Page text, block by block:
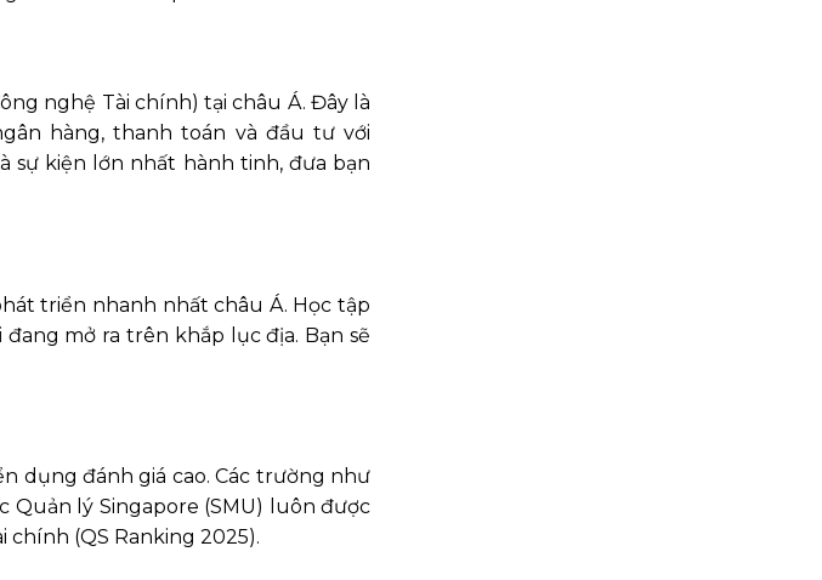
nghệ Tài chính) tại châu Á. Đây là
hàng, thanh toán và đầu tư với
sự kiện lớn nhất hành tinh, đưa bạn
triển nhanh nhất châu Á. Học tập
mở ra trên khắp lục địa. Bạn sẽ
dụng đánh giá cao. Các trường như
Quản lý Singapore (SMU) luôn được
(QS Ranking 2025).